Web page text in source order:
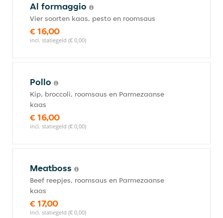
Al formaggio
Vier soorten kaas, pesto en roomsaus
€ 16,00
incl. statiegeld (€ 0,00)
Pollo
Kip, broccoli, roomsaus en Parmezaanse
kaas
€ 16,00
incl. statiegeld (€ 0,00)
Meatboss
Beef reepjes, roomsaus en Parmezaanse
kaas
€ 17,00
incl. statiegeld (€ 0,00)